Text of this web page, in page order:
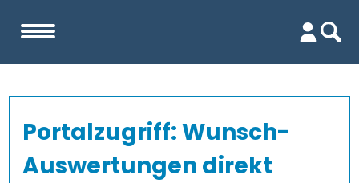
Unternehmen
Portalzugriff: Wunsch-
Auswertungen direkt